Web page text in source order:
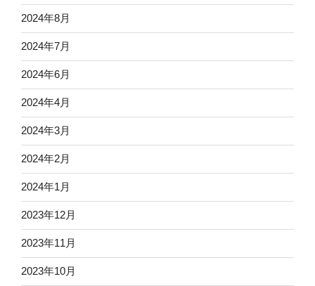
2024年8月
2024年7月
2024年6月
2024年4月
2024年3月
2024年2月
2024年1月
2023年12月
2023年11月
2023年10月